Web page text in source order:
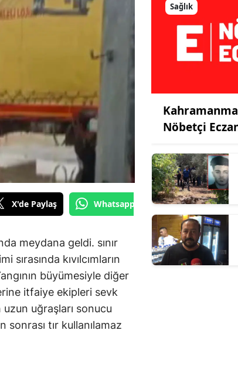
X'de Paylaş Whatsapp'tan Gönder
meydana geldi. sınır
kıvılcımların
büyümesiyle diğer
itfaiye ekipleri sevk
uğraşları sonucu
sonrası tır kullanılamaz
Sağlık
Nöbetçi